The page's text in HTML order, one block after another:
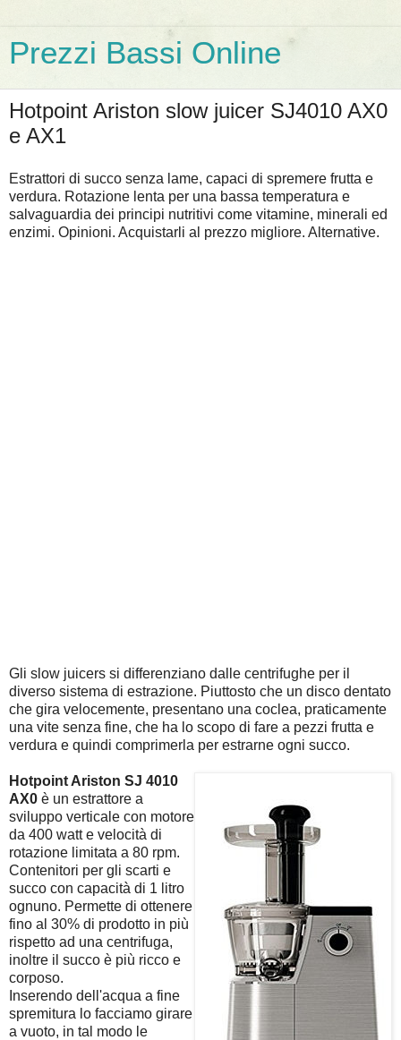
Prezzi Bassi Online
Hotpoint Ariston slow juicer SJ4010 AX0
e AX1
Estrattori di succo senza lame, capaci di spremere frutta e
verdura. Rotazione lenta per una bassa temperatura e
salvaguardia dei principi nutritivi come vitamine, minerali ed
enzimi. Opinioni. Acquistarli al prezzo migliore. Alternative.
Gli slow juicers si differenziano dalle centrifughe per il
diverso sistema di estrazione. Piuttosto che un disco dentato
che gira velocemente, presentano una coclea, praticamente
una vite senza fine, che ha lo scopo di fare a pezzi frutta e
verdura e quindi comprimerla per estrarne ogni succo.
Hotpoint Ariston SJ 4010
AX0 è un estrattore a
sviluppo verticale con motore
da 400 watt e velocità di
rotazione limitata a 80 rpm.
Contenitori per gli scarti e
succo con capacità di 1 litro
ognuno. Permette di ottenere
fino al 30% di prodotto in più
rispetto ad una centrifuga,
inoltre il succo è più ricco e
corposo.
Inserendo dell'acqua a fine
spremitura lo facciamo girare
a vuoto, in tal modo le